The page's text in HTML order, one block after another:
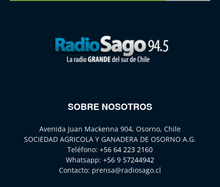
SOBRE NOSOTROS
Avenida Juan Mackenna 904, Osorno, Chile
SOCIEDAD AGRICOLA Y GANADERA DE OSORNO A.G.
Teléfono: +56 64 223 2160
Whatsapp: +56 9 57244942
Contacto: prensa@radiosago.cl